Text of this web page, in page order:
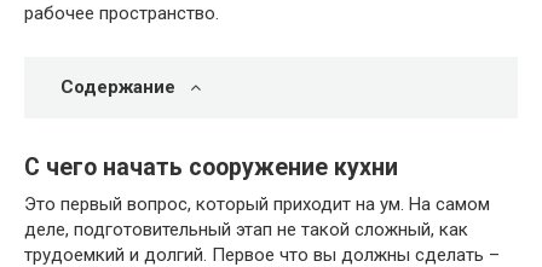
рабочее пространство.
Содержание
С чего начать сооружение кухни
Это первый вопрос, который приходит на ум. На самом
деле, подготовительный этап не такой сложный, как
трудоемкий и долгий. Первое что вы должны сделать –